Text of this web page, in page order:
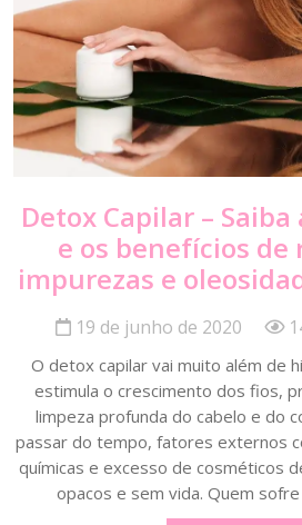
Detox Capilar –
e os benefícios de
impurezas e
19 de junho de 2020
O detox capilar vai muito além de
estimula o crescimento dos fios,
limpeza profunda do cabelo e do
passar do tempo, fatores externos
químicas e excesso de cosméticos
opacos e sem vida. Quem